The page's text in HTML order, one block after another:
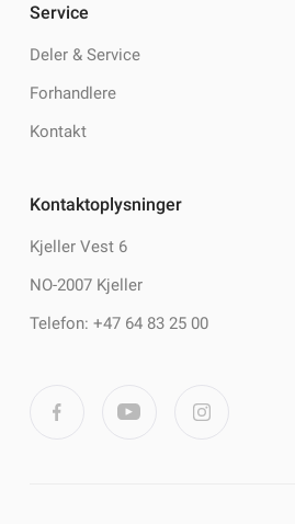
Service
Deler & Service
Forhandlere
Kontakt
Kontaktoplysninger
Kjeller Vest 6
NO-2007 Kjeller
Telefon: +47 64 83 25 00